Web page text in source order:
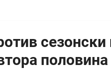
сезонски